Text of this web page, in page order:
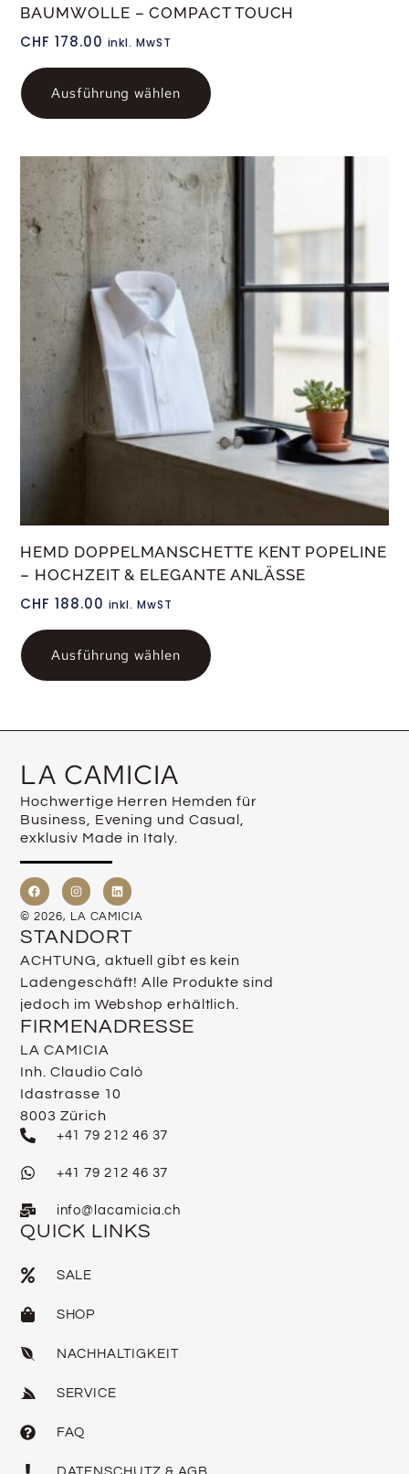
BAUMWOLLE – COMPACT TOUCH
CHF 178.00 inkl. MwST
Ausführung wählen
HEMD DOPPELMANSCHETTE KENT POPELINE
– HOCHZEIT & ELEGANTE ANLÄSSE
CHF 188.00 inkl. MwST
Ausführung wählen
LA CAMICIA
Hochwertige Herren Hemden für
Business, Evening und Casual,
exklusiv Made in Italy.
© 2026, LA CAMICIA
STANDORT
ACHTUNG, aktuell gibt es kein
Ladengeschäft! Alle Produkte sind
jedoch im Webshop erhältlich.
FIRMENADRESSE
LA CAMICIA
Inh. Claudio Calò
Idastrasse 10
8003 Zürich
+41 79 212 46 37
+41 79 212 46 37
info@lacamicia.ch
QUICK LINKS
SALE
SHOP
NACHHALTIGKEIT
SERVICE
FAQ